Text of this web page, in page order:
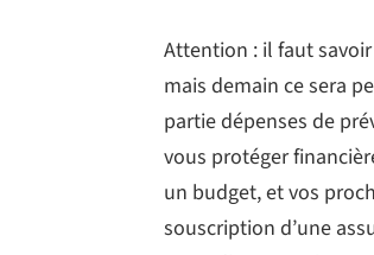
Attention : il faut
mais demain ce sera
partie dépenses de
vous protéger
un budget, et vos
souscription d’une